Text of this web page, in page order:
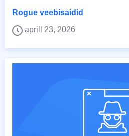
Rogue veebisaidid
aprill 23, 2026